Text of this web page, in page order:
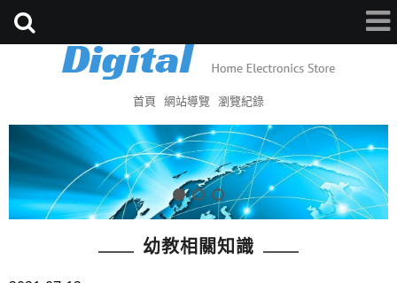
首頁 網站導覽 瀏覽紀錄
幼教相關知識